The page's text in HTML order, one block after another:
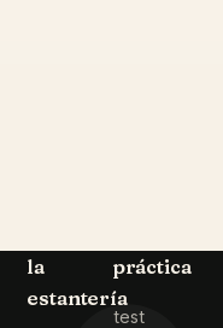
la
estantería
práctica
test